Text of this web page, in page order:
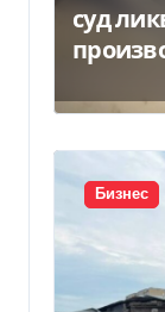
суд
Бизнес